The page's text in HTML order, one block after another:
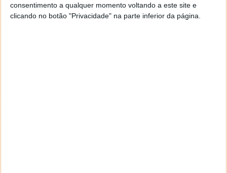
consentimento a qualquer momento voltando a este site e
clicando no botão "Privacidade" na parte inferior da página.